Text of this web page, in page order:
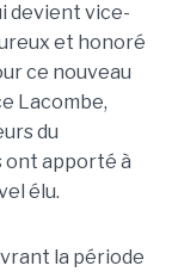
devient vice-
et honoré
ce nouveau
Lacombe,
du
ont apporté à
élu.
la période